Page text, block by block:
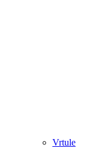
Vrtule